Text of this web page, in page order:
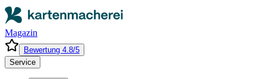
Magazin
Bewertung 4.8/5
Service